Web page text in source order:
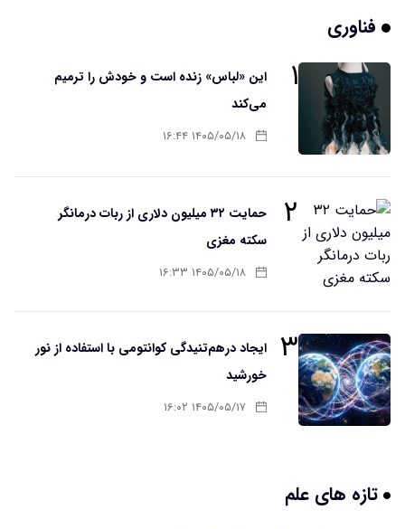
فناوری
۱
این «لباس» زنده است و خودش را ترمیم
می‌کند
۱۴۰۵/۰۵/۱۸ ۱۶:۴۴
۲
حمایت ۳۲ میلیون دلاری از ربات درمانگر
سکته مغزی
۱۴۰۵/۰۵/۱۸ ۱۶:۳۳
۳
ایجاد درهم‌تنیدگی کوانتومی با استفاده از نور
خورشید
۱۴۰۵/۰۵/۱۷ ۱۶:۰۲
تازه های علم